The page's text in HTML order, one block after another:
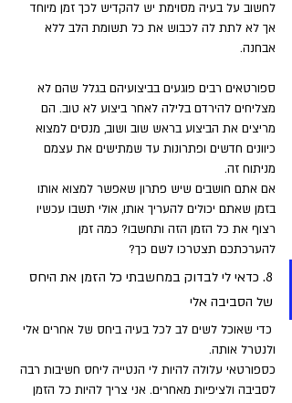
לחשוב על בעיה מסוימת יש להקדיש לכך זמן מיוחד
אך לא לתת לה לכבוש את כל תשומת הלב ללא
אבחנה.
ספורטאים רבים פוגעים בביצועיהם בגלל שהם לא
מצליחים להירדם בלילה לאחר ביצוע לא טוב. הם
מריצים את הביצוע בראש שוב ושוב, מנסים למצוא
כיוונים חדשים ופתרונות עד שמתישים את עצמם
מניתוח זה.
אם אתם חושבים שיש פתרון שאפשר למצוא אותו
בזמן שאתם יכולים להעריך אותו, אולי תשבו עכשיו
רצוף את כל הזמן הזה ותחשבו? כמה זמן
להערכתכם תצטרכו לשם כך?
8. כדאי לי לבדוק במחשבתי כל הזמן את היחס
של הסביבה אלי
כדי שאוכל לשים לב לכל בעיה ביחס של אחרים אלי
ולנטרל אותה.
כספורטאי עלולה להיות לי הנטייה ליחס חשיבות רבה
לסביבה ולציפיות מאחרים. אני צריך להיות כל הזמן